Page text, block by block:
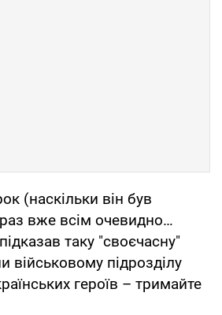
(наскільки він був
вже всім очевидно…
таку "своєчасну"
військовому підрозділу
героїв – тримайте